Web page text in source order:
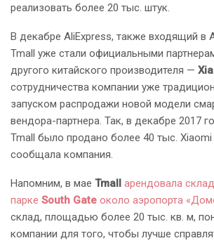
реализовать более 20 тыс. штук.
В декабре AliExpress, также входящий в
Tmall уже стали официальными
другого китайского производителя —
сотрудничества компании уже
запуском распродажи новой модели
вендора-партнера. Так, в декабре 2017
Tmall было продано более 40 тыс. Xiaomi
сообщала компания.
Напомним, в мае Tmall арендовала
парке South Gate около аэропорта
склад, площадью более 20 тыс. кв. м,
компании для того, чтобы лучше